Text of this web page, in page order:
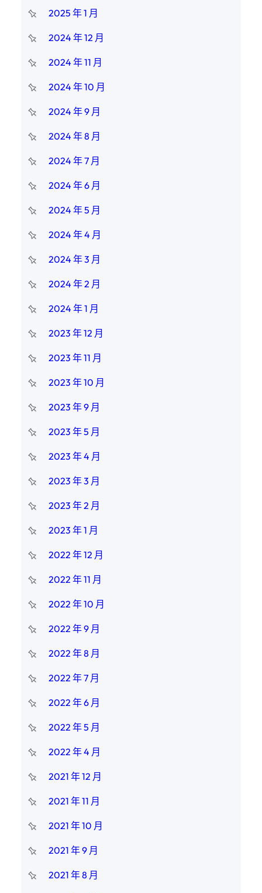
2025 年 1 月
2024 年 12 月
2024 年 11 月
2024 年 10 月
2024 年 9 月
2024 年 8 月
2024 年 7 月
2024 年 6 月
2024 年 5 月
2024 年 4 月
2024 年 3 月
2024 年 2 月
2024 年 1 月
2023 年 12 月
2023 年 11 月
2023 年 10 月
2023 年 9 月
2023 年 5 月
2023 年 4 月
2023 年 3 月
2023 年 2 月
2023 年 1 月
2022 年 12 月
2022 年 11 月
2022 年 10 月
2022 年 9 月
2022 年 8 月
2022 年 7 月
2022 年 6 月
2022 年 5 月
2022 年 4 月
2021 年 12 月
2021 年 11 月
2021 年 10 月
2021 年 9 月
2021 年 8 月